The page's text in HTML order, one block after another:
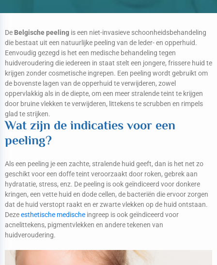
De Belgische peeling is een niet-invasieve schoonheidsbehandeling
die bestaat uit een natuurlijke peeling van de leder- en opperhuid.
Eenvoudig gezegd is het een medische behandeling tegen
huidveroudering die iedereen in staat stelt een jongere, frissere huid te
krijgen zonder cosmetische ingrepen. Een peeling wordt gebruikt om
de bovenste lagen van de opperhuid te verwijderen, zowel
oppervlakkig als in de diepte, om een meer stralende teint te krijgen
door bruine vlekken te verwijderen, littekens te scrubben en rimpels
glad te strijken.
Wat zijn de indicaties voor een
peeling?
Als een peeling je een zachte, stralende huid geeft, dan is het net zo
geschikt voor een doffe teint veroorzaakt door roken, gebrek aan
hydratatie, stress, enz. De peeling is ook geïndiceerd voor donkere
kringen, een vette huid en dode cellen, de bacteriën die ervoor zorgen
dat de huid verstopt raakt en er zwarte vlekken op de huid ontstaan.
Dezeesthetische medische ingreep is ook geïndiceerd voor
acnelittekens, pigmentvlekken en andere tekenen van
huidveroudering.